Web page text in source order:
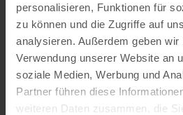
personalisieren, Funktionen für
zu können und die Zugriffe auf
analysieren. Außerdem geben
Verwendung unserer Website an
soziale Medien, Werbung und
Partner führen diese
weiteren Daten zusammen, die